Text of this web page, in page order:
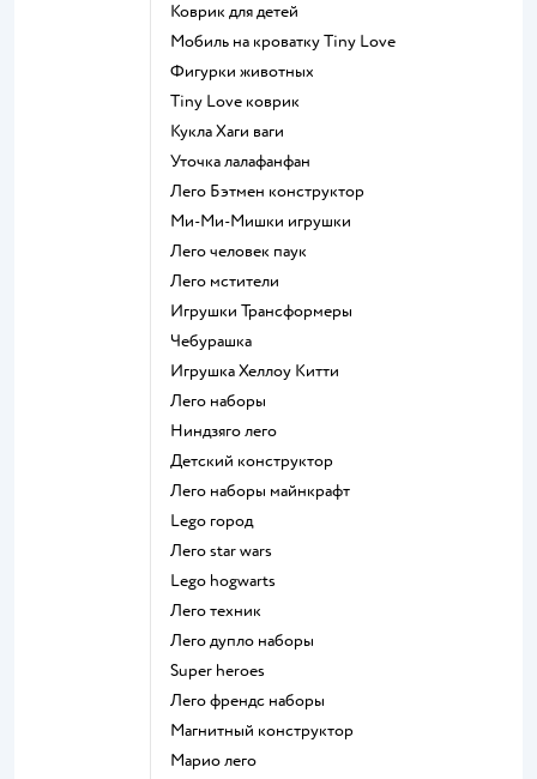
Коврик для детей
Мобиль на кроватку Tiny Love
Фигурки животных
Tiny Love коврик
Кукла Хаги ваги
Уточка лалафанфан
Лего Бэтмен конструктор
Ми-Ми-Мишки игрушки
Лего человек паук
Лего мстители
Игрушки Трансформеры
Чебурашка
Игрушка Хеллоу Китти
Лего наборы
Ниндзяго лего
Детский конструктор
Лего наборы майнкрафт
Lego город
Лего star wars
Lego hogwarts
Лего техник
Лего дупло наборы
Super heroes
Лего френдс наборы
Магнитный конструктор
Марио лего